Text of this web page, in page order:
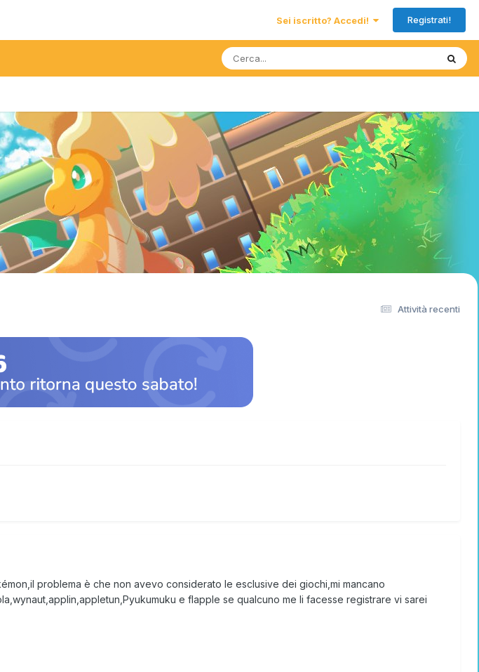
Sei iscritto? Accedi! Registrati!
Attività recenti
problema è che non avevo considerato le esclusive dei giochi,mi mancano
e flapple se qualcuno me li facesse registrare vi sarei